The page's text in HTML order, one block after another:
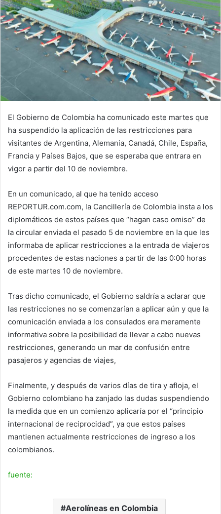
El Gobierno de Colombia ha comunicado este martes que
ha suspendido la aplicación de las restricciones para
visitantes de Argentina, Alemania, Canadá, Chile, España,
Francia y Países Bajos, que se esperaba que entrara en
vigor a partir del 10 de noviembre.
En un comunicado, al que ha tenido acceso
REPORTUR.com.com, la Cancillería de Colombia insta a los
diplomáticos de estos países que “hagan caso omiso” de
la circular enviada el pasado 5 de noviembre en la que les
informaba de aplicar restricciones a la entrada de viajeros
procedentes de estas naciones a partir de las 0:00 horas
de este martes 10 de noviembre.
Tras dicho comunicado, el Gobierno saldría a aclarar que
las restricciones no se comenzarían a aplicar aún y que la
comunicación enviada a los consulados era meramente
informativa sobre la posibilidad de llevar a cabo nuevas
restricciones, generando un mar de confusión entre
pasajeros y agencias de viajes,
Finalmente, y después de varios días de tira y afloja, el
Gobierno colombiano ha zanjado las dudas suspendiendo
la medida que en un comienzo aplicaría por el “principio
internacional de reciprocidad”, ya que estos países
mantienen actualmente restricciones de ingreso a los
colombianos.
fuente:
Aerolíneas en Colombia